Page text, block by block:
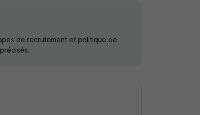
de recrutement et politique de